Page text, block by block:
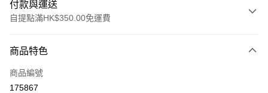
付款與運送
自提點滿HK$350.00免運費
信用卡
Apple Pay
商品特色
商品編號
175867